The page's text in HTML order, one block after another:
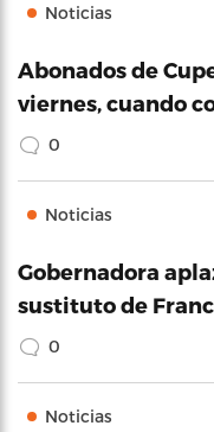
Noticias
Abonados de
viernes, cuando
0
Noticias
Gobernadora
sustituto de
0
Noticias